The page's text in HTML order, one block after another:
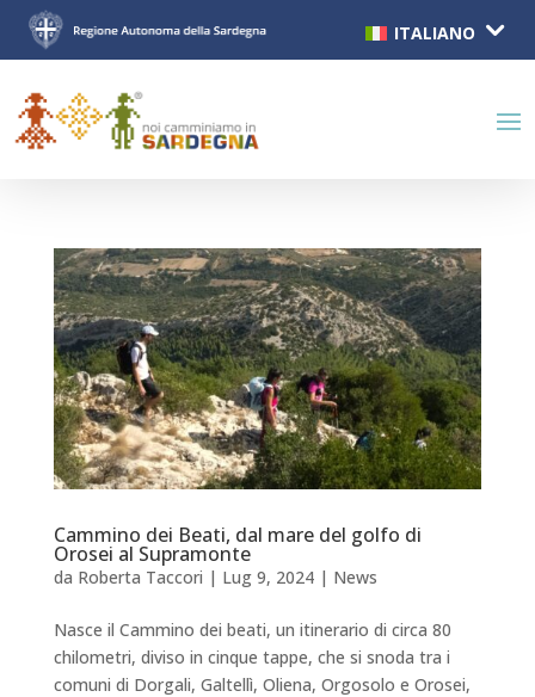
ITALIANO
Cammino dei Beati, dal mare del golfo di
Orosei al Supramonte
da Roberta Taccori | Lug 9, 2024| News
Nasce il Cammino dei beati, un itinerario di circa 80
chilometri, diviso in cinque tappe, che si snoda tra i
comuni di Dorgali, Galtellì, Oliena, Orgosolo e Orosei,